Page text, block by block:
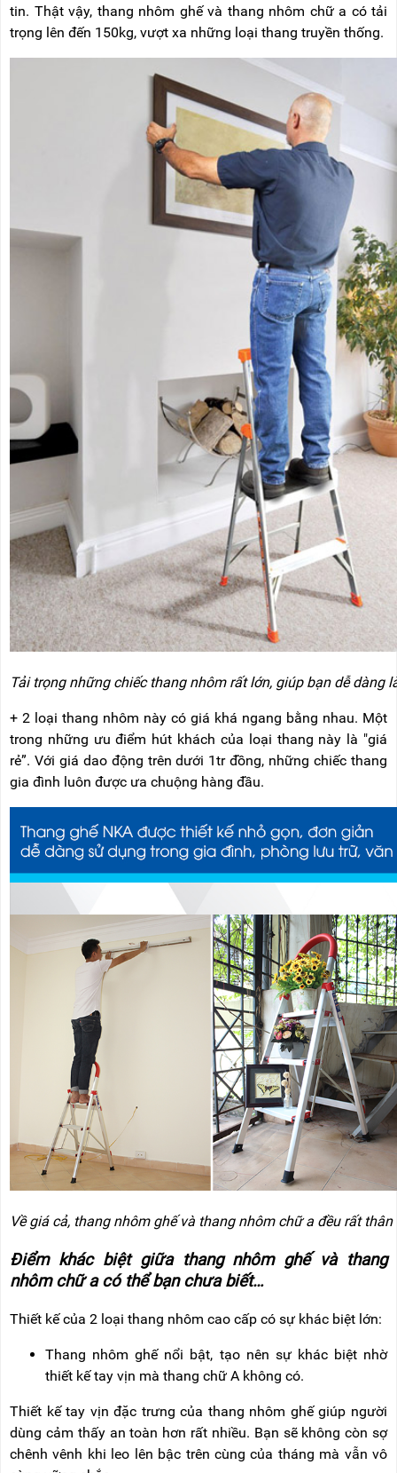
tin. Thật vậy, thang nhôm ghế và thang nhôm chữ a có tải
trọng lên đến 150kg, vượt xa những loại thang truyền thống.
Tải trọng những chiếc thang nhôm rất lớn, giúp bạn dễ dàng
+ 2 loại thang nhôm này có giá khá ngang bằng nhau. Một
trong những ưu điểm hút khách của loại thang này là "giá
rẻ”. Với giá dao động trên dưới 1tr đồng, những chiếc thang
gia đình luôn được ưa chuộng hàng đầu.
Về giá cả, thang nhôm ghế và thang nhôm chữ a đều rất
Điểm khác biệt giữa thang nhôm ghế và thang
nhôm chữ a có thể bạn chưa biết…
Thiết kế của 2 loại thang nhôm cao cấp có sự khác biệt lớn:
Thang nhôm ghế nổi bật, tạo nên sự khác biệt nhờ
thiết kế tay vịn mà thang chữ A không có.
Thiết kế tay vịn đặc trưng của thang nhôm ghế giúp người
dùng cảm thấy an toàn hơn rất nhiều. Bạn sẽ không còn sợ
chênh vênh khi leo lên bậc trên cùng của tháng mà vẫn vô